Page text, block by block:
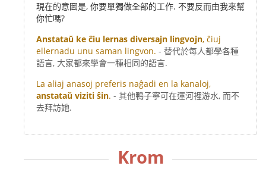
現在的意圖是, 你要單獨做全部的工作. 不要反而由我來幫
你忙嗎?
Anstataŭ ke ĉiu lernas diversajn lingvojn, ĉiuj
ellernadu unu saman lingvon. - 替代於每人都學各種
語言, 大家都來學會一種相同的語言.
La aliaj anasoj preferis naĝadi en la kanaloj,
anstataŭ viziti ŝin. - 其他鴨子寧可在運河裡游水, 而不
去拜訪她.
Krom